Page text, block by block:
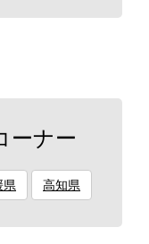
ーナー
県 高知県